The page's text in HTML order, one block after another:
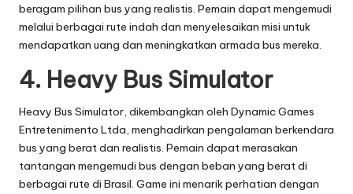
beragam pilihan bus yang realistis. Pemain dapat mengemudi
melalui berbagai rute indah dan menyelesaikan misi untuk
mendapatkan uang dan meningkatkan armada bus mereka.
4. Heavy Bus Simulator
Heavy Bus Simulator, dikembangkan oleh Dynamic Games
Entretenimento Ltda, menghadirkan pengalaman berkendara
bus yang berat dan realistis. Pemain dapat merasakan
tantangan mengemudi bus dengan beban yang berat di
berbagai rute di Brasil. Game ini menarik perhatian dengan